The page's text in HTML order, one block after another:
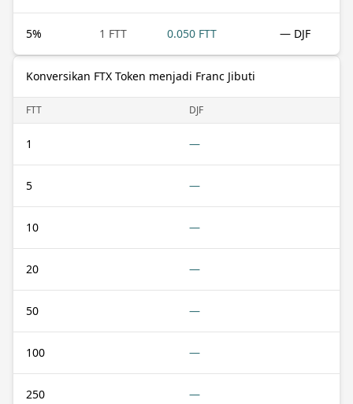
5% 1 FTT 0.050 FTT — DJF
Konversikan FTX Token menjadi Franc Jibuti
FTT DJF
1 —
5 —
10 —
20 —
50 —
100 —
250 —